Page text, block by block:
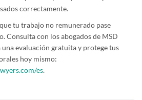
correctamente.
tu trabajo no remunerado pase
Consulta con los abogados de MSD
una evaluación gratuita y protege tus
hoy mismo:
es.